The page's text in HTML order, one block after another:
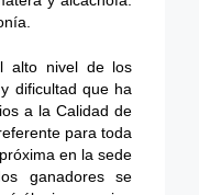
alto nivel de los
dificultad que ha
a la Calidad de
para toda
en la sede
ganadores se